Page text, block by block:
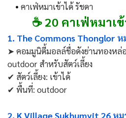
• คาเฟ่หมาเข้าได้ รัชดา
☕ 20 คาเฟ่หมาเ
1. The Commons Thonglor ห
➤ คอมมูนิตี้มอลล์ชื่อดังย่านทองหล่
outdoor สำหรับสัตว์เลี้ยง
✔ สัตว์เลี้ยง: เข้าได้
✔ พื้นที่: outdoor
2. K Village Sukhumvit 26 หม